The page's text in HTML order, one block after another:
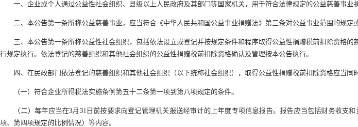
一、企业或个人通过公益性社会组织、县级以上人民政府及其部门等国家机关，用于符合法律规定的公益慈善事业
二、本公告第一条所称公益慈善事业，应当符合《中华人民共和国公益事业捐赠法》第三条对公益事业范围的规定
三、本公告第一条所称公益性社会组织，包括依法设立或登记并按规定条件和程序取得公益性捐赠税前扣除资格的
行规定执行。依法登记的慈善组织和其他社会组织的公益性捐赠税前扣除资格确认及管理按本公告执行。
四、在民政部门依法登记的慈善组织和其他社会组织（以下统称社会组织），取得公益性捐赠税前扣除资格应当同
（一）符合企业所得税法实施条例第五十二条第一项到第八项规定的条件。
（二）每年应当在3月31日前按要求向登记管理机关报送经审计的上年度专项信息报告。报告应当包括财务收支
项、第四项规定的比例情况）等内容。